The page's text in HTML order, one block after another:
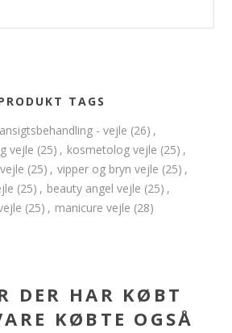
TAGS
- vejle (26) ,
vejle (25) , kosmetolog vejle (25) ,
(25) , vipper og bryn vejle (25) ,
(25) , beauty angel vejle (25) ,
(25) , manicure vejle (28)
DER HAR KØBT
KØBTE OGSÅ